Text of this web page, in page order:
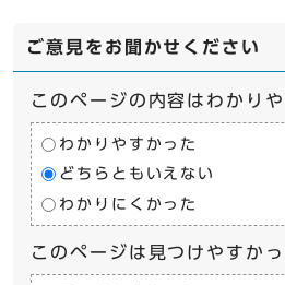
ご意見をお聞かせください
このページの内容はわかり
わかりやすかった
どちらともいえない
わかりにくかった
このページは見つけやすか